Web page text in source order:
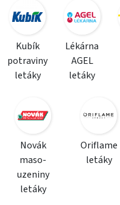
Kubík
potraviny
letáky
Lékárna
AGEL
letáky
Novák
maso-
uzeniny
letáky
Oriflame
letáky